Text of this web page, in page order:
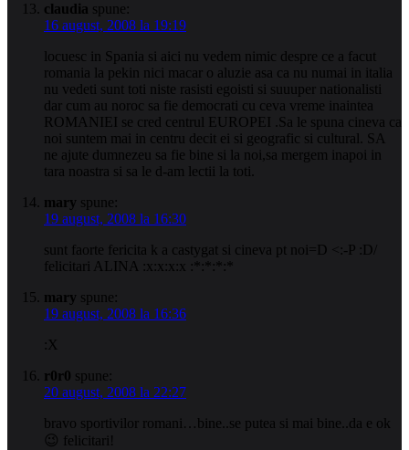
claudia spune:
16 august, 2008 la 19:19
locuesc in Spania si aici nu vedem nimic despre ce a facut
romania la pekin nici macar o aluzie asa ca nu numai in italia
nu vedeti sunt toti niste rasisti egoisti si suuuper nationalisti
dar cum au noroc sa fie democrati cu ceva vreme inaintea
ROMANIEI se cred centrul EUROPEI .Sa le spuna cineva ca
noi suntem mai in centru decit ei si geografic si cultural. SA
ne ajute dumnezeu sa fie bine si la noi,sa mergem inapoi in
tara noastra si sa le d-am lectii la toti.
mary spune:
19 august, 2008 la 16:30
sunt faorte fericita k a castygat si cineva pt noi=D <:-P :D/
felicitari ALINA :x:x:x:x :*:*:*:*
mary spune:
19 august, 2008 la 16:36
:X
r0r0 spune:
20 august, 2008 la 22:27
bravo sportivilor romani…bine..se putea si mai bine..da e ok
😉 felicitari!